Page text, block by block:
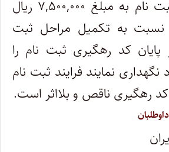
پرداخت هزینه ثبت نام به مبلغ ۷,۵۰۰,۰۰۰ ریال
نسبت به تکمیل مراحل ثبت
پایان کد رهگیری ثبت نام را
نمایند فرایند ثبت نام
کد رهگیری ناقص و بلااثر است.